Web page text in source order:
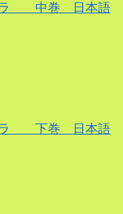
トラ 中巻 日本語
トラ 下巻 日本語